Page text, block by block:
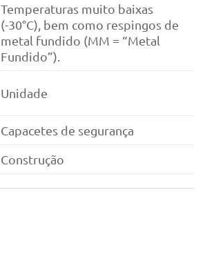
Temperaturas muito baixas
(-30°C), bem como respingos de
metal fundido (MM = “Metal
Fundido”).
Unidade
Capacetes de segurança
Construção